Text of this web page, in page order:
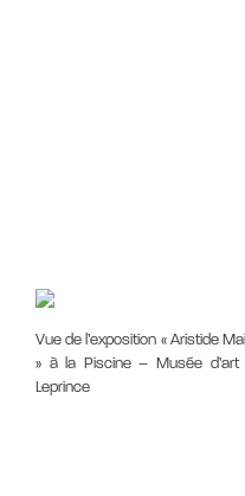
Vue de l’exposition « Aristide
» à la Piscine – Musée d’art
Leprince